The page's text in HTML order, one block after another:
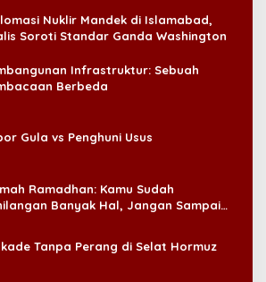
Nuklir Mandek di Islamabad,
Soroti Standar Ganda Washington
Infrastruktur: Sebuah
Berbeda
Gula vs Penghuni Usus
Ramadhan: Kamu Sudah
Banyak Hal, Jangan Sampai
Tanpa Perang di Selat Hormuz